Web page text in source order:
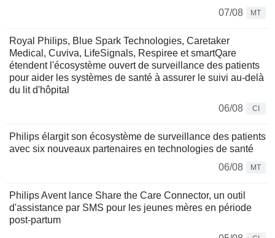
07/08
MT
Royal Philips, Blue Spark Technologies, Caretaker
Medical, Cuviva, LifeSignals, Respiree et smartQare
étendent l'écosystème ouvert de surveillance des patients
pour aider les systèmes de santé à assurer le suivi au-delà
du lit d'hôpital
06/08
CI
Philips élargit son écosystème de surveillance des patients
avec six nouveaux partenaires en technologies de santé
06/08
MT
Philips Avent lance Share the Care Connector, un outil
d'assistance par SMS pour les jeunes mères en période
post-partum